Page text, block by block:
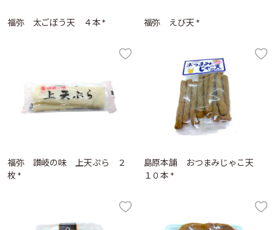
福弥 太ごぼう天 ４本 * 福弥 えび天 *
福弥 讃岐の味 上天ぷら ２
枚 *
島原本舗 おつまみじゃこ天
１０本 *